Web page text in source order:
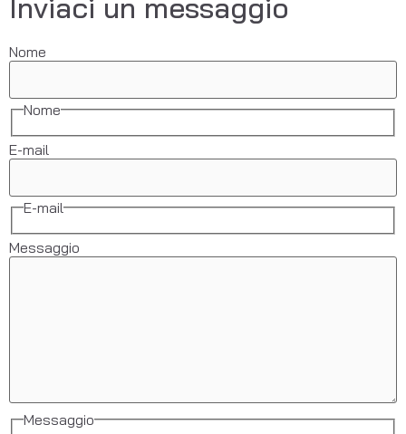
Inviaci un messaggio
Nome
Nome
E-mail
E-mail
Messaggio
Messaggio